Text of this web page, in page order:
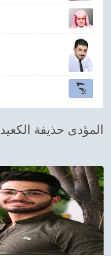
احدث الفيديوهات
ترفيهي
Asian
Foreign
Sudani tones
المؤدى حذيفة الكعيد